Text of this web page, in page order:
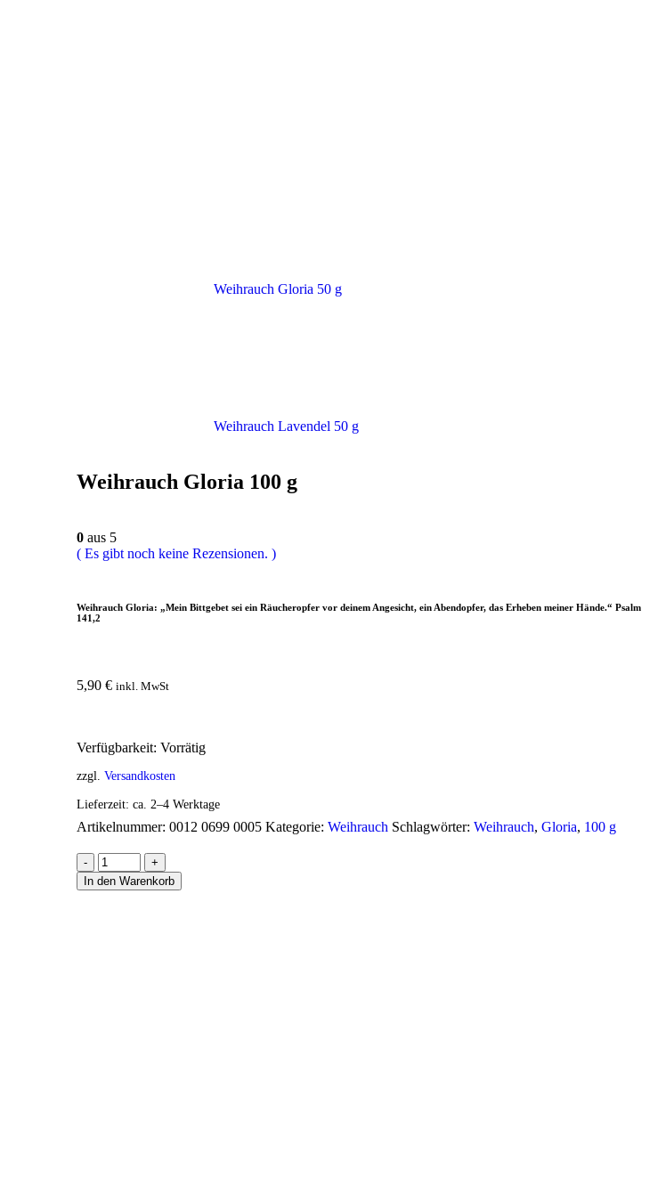
Weihrauch Gloria 50 g
Weihrauch Lavendel 50 g
Weihrauch Gloria 100 g
0 aus 5
( Es gibt noch keine Rezensionen. )
Weihrauch Gloria: „Mein Bittgebet sei ein Räucheropfer vor deinem Angesicht, ein Abendopfer, das Erheben meiner Hände.“ Psalm
141,2
5,90 € inkl. MwSt
Verfügbarkeit: Vorrätig
zzgl. Versandkosten
Lieferzeit: ca. 2–4 Werktage
Artikelnummer: 0012 0699 0005 Kategorie: Weihrauch Schlagwörter: Weihrauch, Gloria, 100 g
-
+
In den Warenkorb